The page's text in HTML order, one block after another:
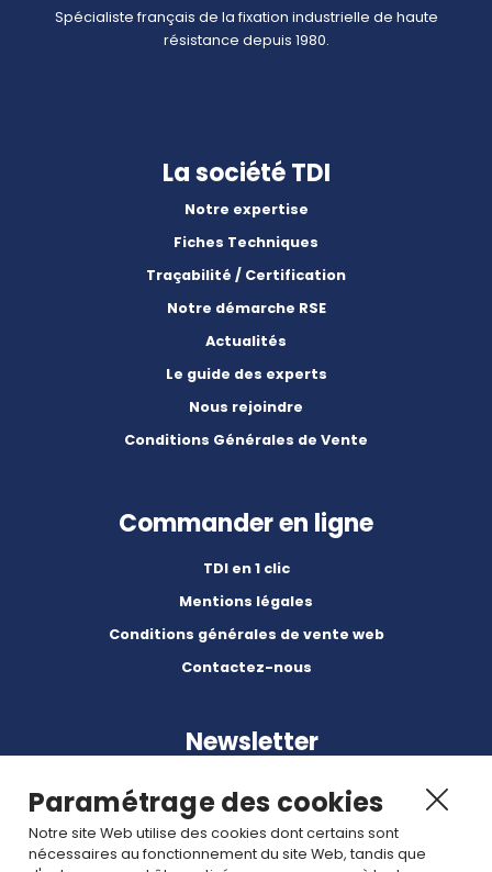
Spécialiste français de la fixation industrielle de haute
résistance depuis 1980.
La société TDI
Notre expertise
Fiches Techniques
Traçabilité / Certification
Notre démarche RSE
Actualités
Le guide des experts
Nous rejoindre
Conditions Générales de Vente
Commander en ligne
TDI en 1 clic
Mentions légales
Conditions générales de vente web
Contactez-nous
Newsletter
Paramétrage des cookies
Notre site Web utilise des cookies dont certains sont
nécessaires au fonctionnement du site Web, tandis que